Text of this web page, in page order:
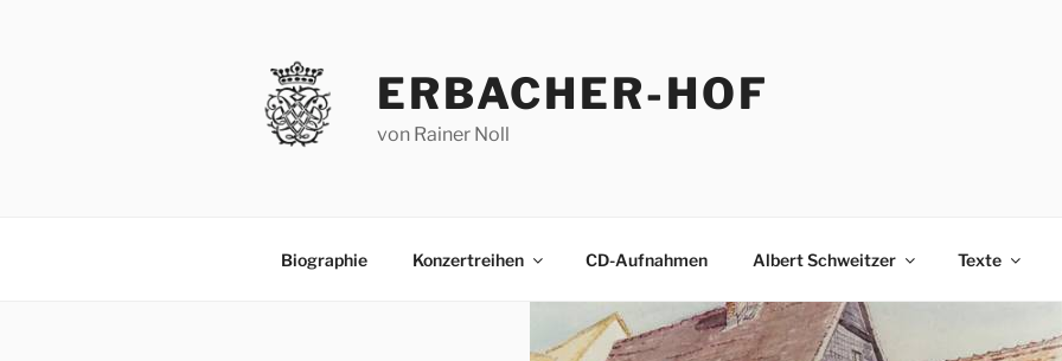
ERBACHER-HOF
von Rainer Noll
Biographie Konzertreihen CD-Aufnahmen Albert Schweitzer Texte